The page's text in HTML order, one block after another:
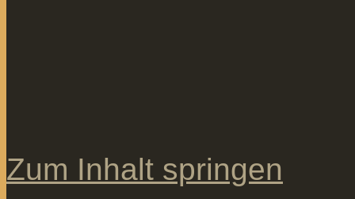
Zum Inhalt springen